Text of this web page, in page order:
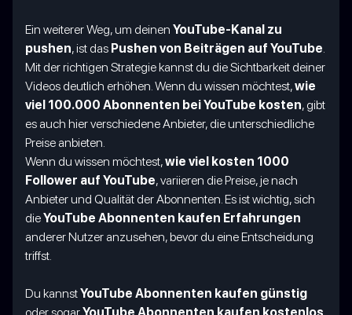
Ein weiterer Weg, um deinen YouTube-Kanal zu
pushen, ist das Pushen von Beiträgen auf YouTube.
Mit der richtigen Strategie kannst du die Sichtbarkeit deiner
Videos deutlich erhöhen. Wenn du wissen möchtest,wie
viel 100.000 Abonnenten bei YouTube kosten, gibt
es auch hier verschiedene Anbieter, die unterschiedliche
Preise anbieten.
Wenn du wissen möchtest,wie viel kosten 1000
Follower auf YouTube, variieren die Preise, je nach
Anbieter und Qualität der Abonnenten. Es ist wichtig, sich
dieYouTube Abonnenten kaufen Erfahrungen
anderer Nutzer anzusehen, bevor du eine Entscheidung
triffst.
Du kannstYouTube Abonnenten kaufen günstig